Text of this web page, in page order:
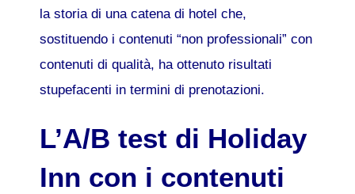
la storia di una catena di hotel che,
sostituendo i contenuti “non professionali” con
contenuti di qualità, ha ottenuto risultati
stupefacenti in termini di prenotazioni.
L’A/B test di Holiday
Inn con i contenuti